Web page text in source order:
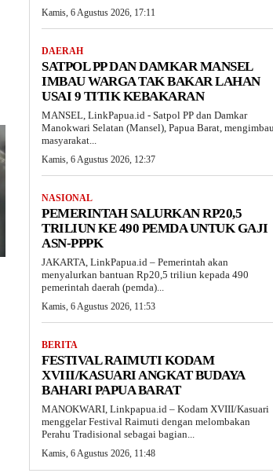
Kamis, 6 Agustus 2026, 17:11
DAERAH
SATPOL PP DAN DAMKAR MANSEL
IMBAU WARGA TAK BAKAR LAHAN
USAI 9 TITIK KEBAKARAN
MANSEL, LinkPapua.id - Satpol PP dan Damkar
Manokwari Selatan (Mansel), Papua Barat, mengimbau
masyarakat...
Kamis, 6 Agustus 2026, 12:37
NASIONAL
PEMERINTAH SALURKAN RP20,5
TRILIUN KE 490 PEMDA UNTUK GAJI
ASN-PPPK
JAKARTA, LinkPapua.id – Pemerintah akan
menyalurkan bantuan Rp20,5 triliun kepada 490
pemerintah daerah (pemda)...
Kamis, 6 Agustus 2026, 11:53
BERITA
FESTIVAL RAIMUTI KODAM
XVIII/KASUARI ANGKAT BUDAYA
BAHARI PAPUA BARAT
MANOKWARI, Linkpapua.id – Kodam XVIII/Kasuari
menggelar Festival Raimuti dengan melombakan
Perahu Tradisional sebagai bagian...
Kamis, 6 Agustus 2026, 11:48